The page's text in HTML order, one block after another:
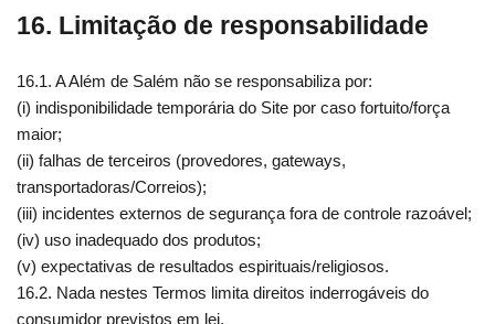
16. Limitação de responsabilidade
16.1. A Além de Salém não se responsabiliza por:
(i) indisponibilidade temporária do Site por caso fortuito/força
maior;
(ii) falhas de terceiros (provedores, gateways,
transportadoras/Correios);
(iii) incidentes externos de segurança fora de controle razoável;
(iv) uso inadequado dos produtos;
(v) expectativas de resultados espirituais/religiosos.
16.2. Nada nestes Termos limita direitos inderrogáveis do
consumidor previstos em lei.